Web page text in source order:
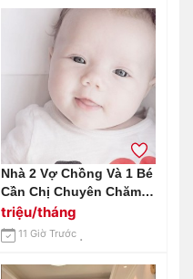
Nhà 2 Vợ Chồng Và 1 Bé
Cần Chị Chuyên Chăm
Bé Trên Đường An
Dương Vương Q6
Lương Cao Đây Ạ.
triệu/tháng
11 Giờ Trước